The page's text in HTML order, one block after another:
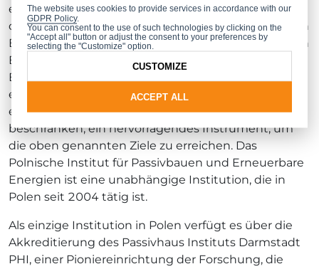
erneuerbaren Quellen hergestellt wird, sowie eine
deutliche Einschränkung des CO2 -Ausstoßes durch
Erhöhung der energetischen Effizienz. Wenn man in
Betracht zieht, dass über 40% des gesamten
Energieverbrauchs in Europa auf den Bausektor
entfällt, dann ist der Standard des Passivbauens, der
es ermöglicht, 90% dieses Verbrauchs zu
beschränken, ein hervorragendes Instrument, um
die oben genannten Ziele zu erreichen. Das
Polnische Institut für Passivbauen und Erneuerbare
Energien ist eine unabhängige Institution, die in
Polen seit 2004 tätig ist.
Als einzige Institution in Polen verfügt es über die
Akkreditierung des Passivhaus Instituts Darmstadt
PHI, einer Pioniereinrichtung der Forschung, die
The website uses cookies to provide services in accordance with our
GDPR Policy.
You can consent to the use of such technologies by clicking on the
"Accept all" button or adjust the consent to your preferences by
selecting the "Customize" option.
ACCEPT ALL
CUSTOMIZE